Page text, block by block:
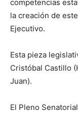
competencias
la creación de
Ejecutivo.
Esta pieza
Cristóbal Castillo
Juan).
El Pleno